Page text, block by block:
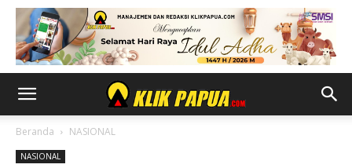
Beranda NASIONAL
NASIONAL